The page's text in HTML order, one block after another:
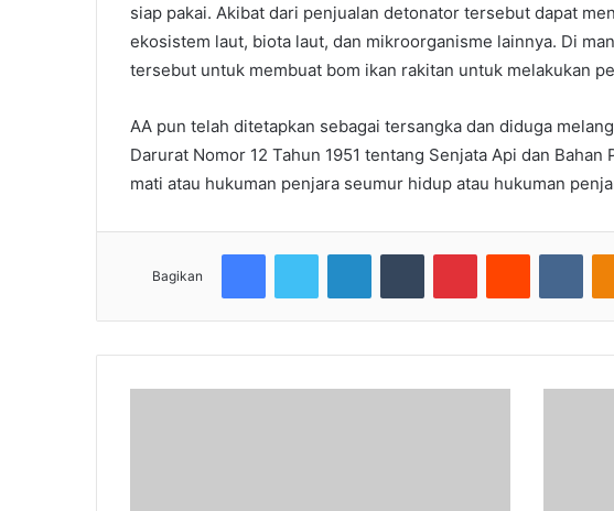
siap pakai. Akibat dari penjualan detonator tersebut dapat
ekosistem laut, biota laut, dan mikroorganisme lainnya. Di
tersebut untuk membuat bom ikan rakitan untuk melakukan
AA pun telah ditetapkan sebagai tersangka dan diduga
Darurat Nomor 12 Tahun 1951 tentang Senjata Api dan
mati atau hukuman penjara seumur hidup atau hukuman
Bagikan
FacebookTwitter LinkedInTumblr PinterestReddit